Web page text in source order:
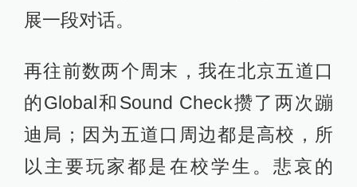
展一段对话。
再往前数两个周末，我在北京五道口
的Global和Sound Check攒了两次蹦
迪局；因为五道口周边都是高校，所
以主要玩家都是在校学生。悲哀的